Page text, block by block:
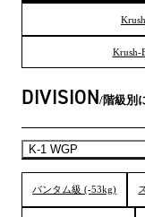
Krush
Krush-
DIVISION 階級別
K-1 WGP
バンタム級 (-53kg)